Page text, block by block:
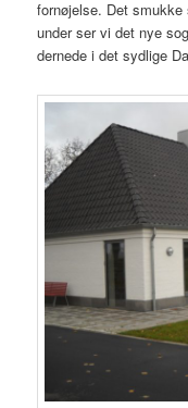
fornøjelse. Det
under ser vi det nye
dernede i det sydlige